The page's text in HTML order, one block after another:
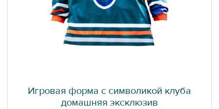
Игровая форма с символикой клуба
домашняя эксклюзив